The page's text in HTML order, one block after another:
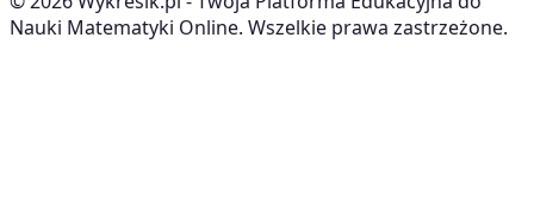
Nauki Matematyki Online. Wszelkie prawa zastrzeżone.